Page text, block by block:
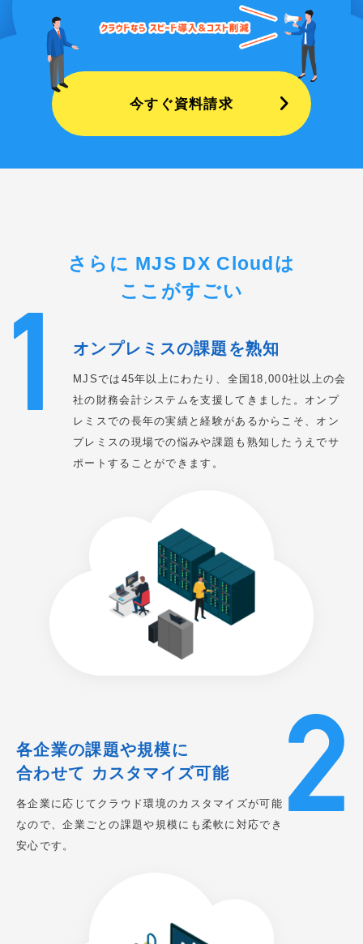
今すぐ資料請求
さらに MJS DX Cloudは
ここがすごい
オンプレミスの課題を熟知
MJSでは45年以上にわたり、全国18,000社以上の会
社の財務会計システムを支援してきました。オンプ
レミスでの長年の実績と経験があるからこそ、オン
プレミスの現場での悩みや課題も熟知したうえでサ
ポートすることができます。
各企業の課題や規模に
合わせて カスタマイズ可能
各企業に応じてクラウド環境のカスタマイズが可能
なので、企業ごとの課題や規模にも柔軟に対応でき
安心です。